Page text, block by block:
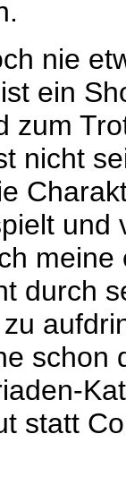
nie
ein
zum
nicht
durch
schon
statt